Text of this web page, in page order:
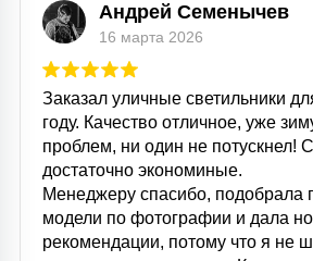
Андрей Семенычев
16 марта 2026
Заказал уличные светильники
году. Качество отличное, уже
проблем, ни один не потускнел!
достаточно экономиные.
Менеджеру спасибо, подобрала
модели по фотографии и дала
рекомендации, потому что я не